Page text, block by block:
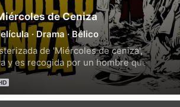
de Ceniza
·Drama ·Bélico
de 'Miércoles de ceniza',
y es recogida por un hombre que
va al templo a recibir el sacramento
al padre de la iglesia como su